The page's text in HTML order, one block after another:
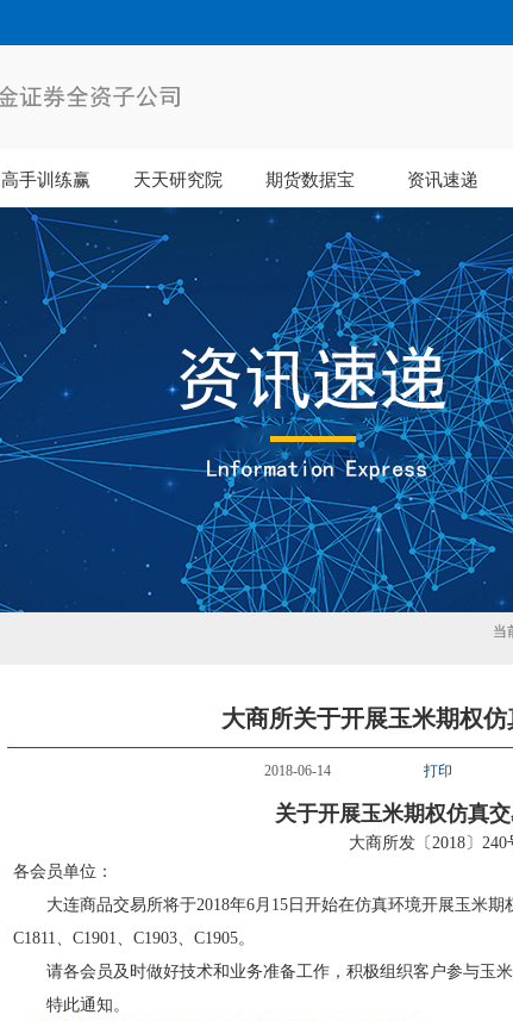
高手训练赢 天天研究院 期货数据宝 资讯速递
当
大商所关于开展玉米期权
2018-06-14 打印
关于开展玉米期权仿真
大商所发〔2018〕240
各会员单位：
大连商品交易所将于2018年6月15日开始在仿真环境开展玉米期
C1811、C1901、C1903、C1905。
请各会员及时做好技术和业务准备工作，积极组织客户参与玉米
特此通知。